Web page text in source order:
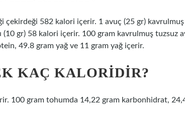
çekirdeği 582 kalori içerir. 1 avuç (25 gr)
(10 gr) 58 kalori içerir. 100 gram kavrulmuş tuzsuz
49.8 gram yağ ve 11 gram yağ içerir.
KAÇ KALORIDIR?
100 gram tohumda 14,22 gram karbonhidrat,